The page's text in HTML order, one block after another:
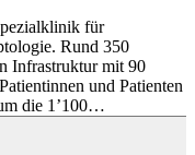
für
Rund 350
Infrastruktur mit 90
und Patienten
die 1’100
zur
Betreuung.